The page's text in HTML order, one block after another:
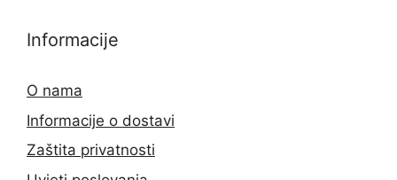
Informacije
O nama
Informacije o dostavi
Zaštita privatnosti